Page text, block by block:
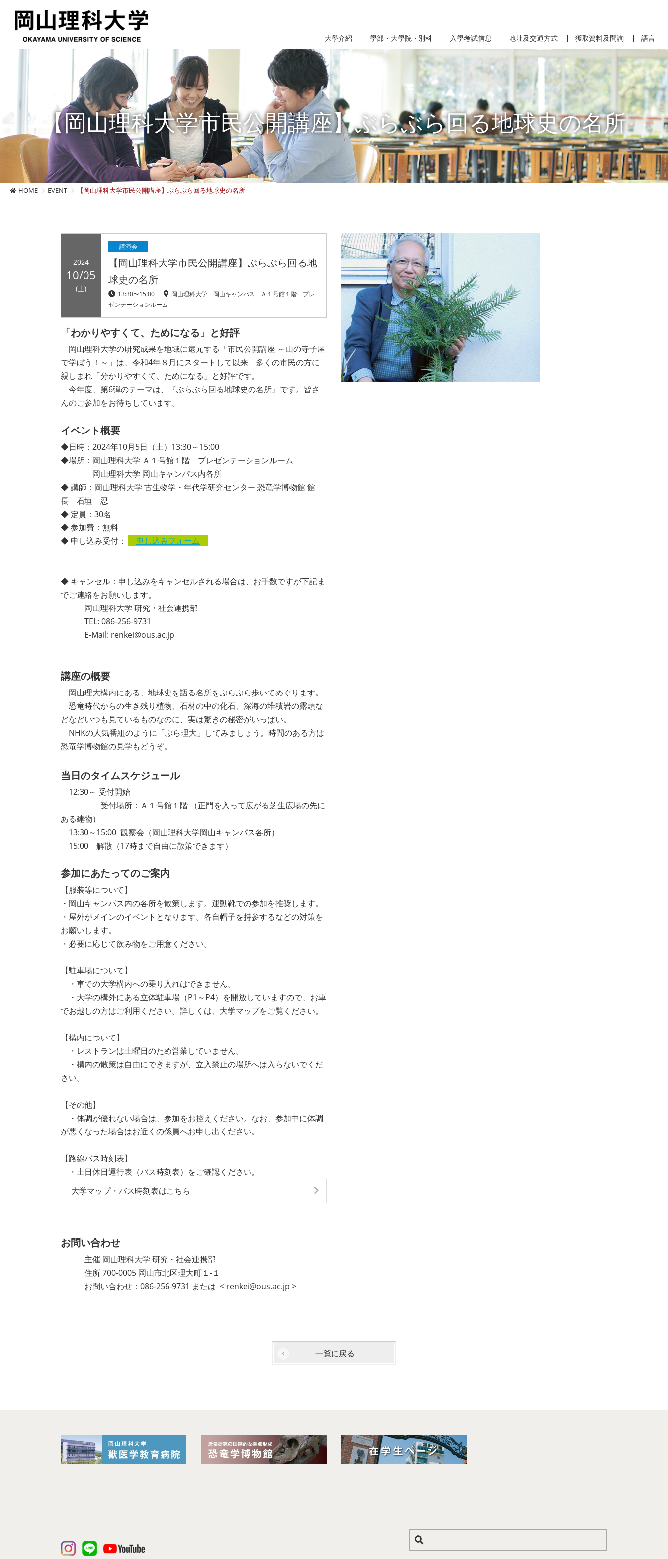
大學介紹 學部・大學院・別科 入學考試信息 地址及交通方式 獲取資料及問詢 語言
【岡山理科大学市民公開講座】ぶらぶら回る地球史の名所
HOME EVENT 【岡山理科大学市民公開講座】ぶらぶら回る地球史の名所
2024
10/05
(土)
講演会
【岡山理科大学市民公開講座】ぶらぶら回る地
球史の名所
13:30〜15:00
岡山理科大学 岡山キャンパス Ａ１号館１階 プレ
ゼンテーションルーム
「わかりやすくて、ためになる」と好評
岡山理科大学の研究成果を地域に還元する「市民公開講座 ～山の寺子屋
で学ぼう！～」は、令和4年８月にスタートして以来、多くの市民の方に
親しまれ「分かりやすくて、ためになる」と好評です。
今年度、第6弾のテーマは、『ぶらぶら回る地球史の名所』です。皆さ
んのご参加をお待ちしています。
イベント概要
◆日時：2024年10月5日（土）13:30～15:00
◆場所：岡山理科大学 Ａ１号館１階 プレゼンテーションルーム
岡山理科大学 岡山キャンパス内各所
◆ 講師：岡山理科大学 古生物学・年代学研究センター 恐竜学博物館 館
長 石垣 忍
◆ 定員：30名
◆ 参加費：無料
◆ 申し込み受付：
申し込みフォーム
◆ キャンセル：申し込みをキャンセルされる場合は、お手数ですが下記ま
でご連絡をお願いします。
岡山理科大学 研究・社会連携部
TEL: 086-256-9731
E-Mail: renkei@ous.ac.jp
講座の概要
岡山理大構内にある、地球史を語る名所をぶらぶら歩いてめぐります。
恐竜時代からの生き残り植物、石材の中の化石、深海の堆積岩の露頭な
どなどいつも見ているものなのに、実は驚きの秘密がいっぱい。
NHKの人気番組のように「ぶら理大」してみましょう。時間のある方は
恐竜学博物館の見学もどうぞ。
当日のタイムスケジュール
12:30～ 受付開始
受付場所：Ａ１号館１階 （正門を入って広がる芝生広場の先に
ある建物）
13:30～15:00 観察会（岡山理科大学岡山キャンパス各所）
15:00 解散（17時まで自由に散策できます）
参加にあたってのご案内
【服装等について】
・岡山キャンパス内の各所を散策します。運動靴での参加を推奨します。
・屋外がメインのイベントとなります。各自帽子を持参するなどの対策を
お願いします。
・必要に応じて飲み物をご用意ください。
【駐車場について】
・車での大学構内への乗り入れはできません。
・大学の構外にある立体駐車場（P1～P4）を開放していますので、お車
でお越しの方はご利用ください。詳しくは、大学マップをご覧ください。
【構内について】
・レストランは土曜日のため営業していません。
・構内の散策は自由にできますが、立入禁止の場所へは入らないでくだ
さい。
【その他】
・体調が優れない場合は、参加をお控えください。なお、参加中に体調
が悪くなった場合はお近くの係員へお申し出ください。
【路線バス時刻表】
・土日休日運行表（バス時刻表）をご確認ください。
大学マップ・バス時刻表はこちら
お問い合わせ
主催 岡山理科大学 研究・社会連携部
住所 700-0005 岡山市北区理大町１-１
お問い合わせ：086-256-9731 または < renkei@ous.ac.jp >
一覧に戻る